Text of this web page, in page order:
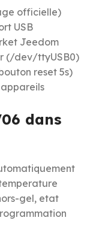
officielle)
USB
Jeedom
(/dev/ttyUSB0)
reset 5s)
dans
gel, etat